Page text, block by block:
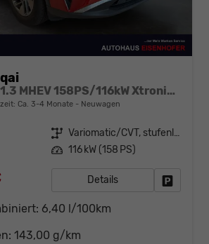
N-CONNECTA 1.3 MHEV 158PS/116kW Xtronic 2026
Ca. 3-4 Monate Neuwagen
Getriebe
Variomatic/CVT, stufenlos
Leistung 116 kW (158 PS)
Details
6,40 l/100km
143,00 g/km